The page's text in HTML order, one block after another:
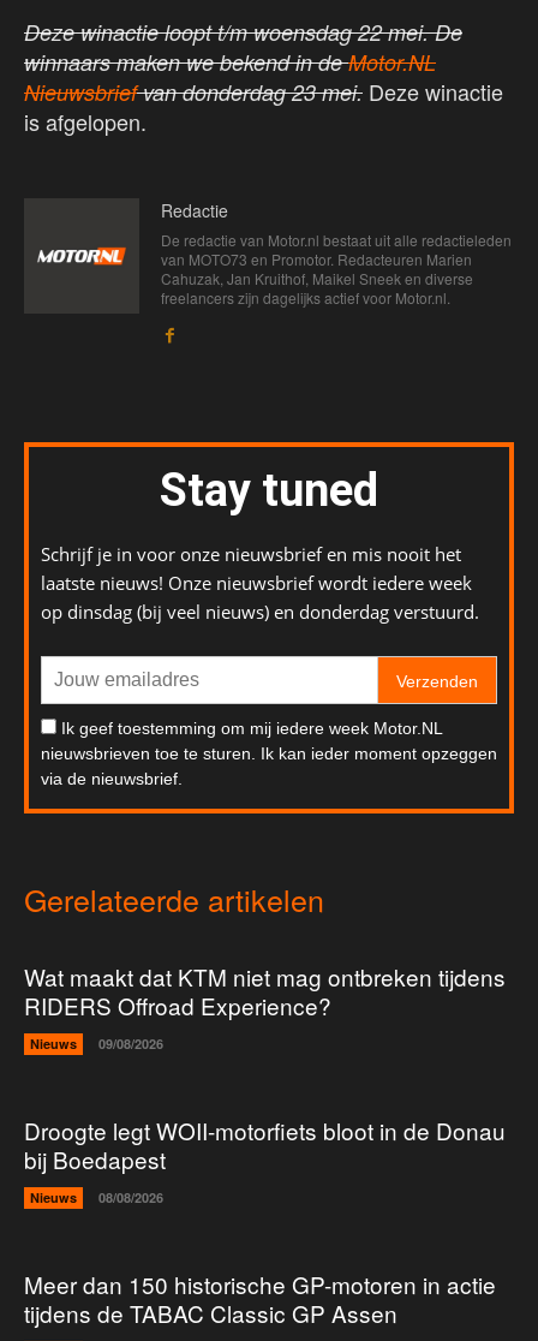
Deze winactie loopt t/m woensdag 22 mei. De
winnaars maken we bekend in deMotor.NL
Nieuwsbriefvan donderdag 23 mei. Deze winactie
is afgelopen.
Redactie
De redactie van Motor.nl bestaat uit alle redactieleden
van MOTO73 en Promotor. Redacteuren Marien
Cahuzak, Jan Kruithof, Maikel Sneek en diverse
freelancers zijn dagelijks actief voor Motor.nl.
Stay tuned
Schrijf je in voor onze nieuwsbrief en mis nooit het
laatste nieuws! Onze nieuwsbrief wordt iedere week
op dinsdag (bij veel nieuws) en donderdag verstuurd.
Verzenden
Ik geef toestemming om mij iedere week Motor.NL
nieuwsbrieven toe te sturen. Ik kan ieder moment opzeggen
via de nieuwsbrief.
Gerelateerde artikelen
Wat maakt dat KTM niet mag ontbreken tijdens
RIDERS Offroad Experience?
Nieuws 09/08/2026
Droogte legt WOII-motorfiets bloot in de Donau
bij Boedapest
Nieuws 08/08/2026
Meer dan 150 historische GP-motoren in actie
tijdens de TABAC Classic GP Assen